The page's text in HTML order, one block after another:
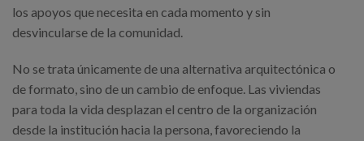
los apoyos que necesita en cada momento y sin
desvincularse de la comunidad.
No se trata únicamente de una alternativa arquitectónica o
de formato, sino de un cambio de enfoque. Las viviendas
para toda la vida desplazan el centro de la organización
desde la institución hacia la persona, favoreciendo la